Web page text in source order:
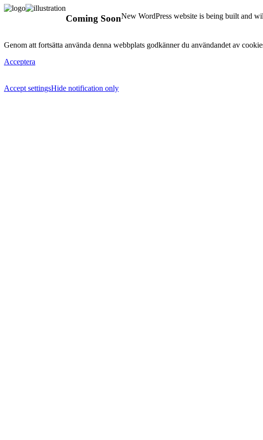
Coming SoonNew WordPress website is being built and
Genom att fortsätta använda denna webbplats godkänner du användandet av
Acceptera
Accept settingsHide notification only